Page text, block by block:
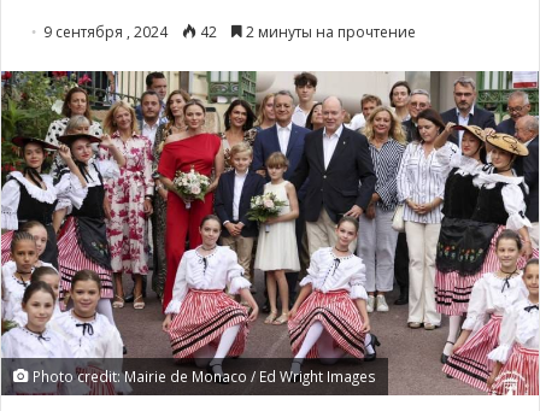
9 сентября , 2024 42 2 минуты на прочтение
Photo credit: Mairie de Monaco / Ed Wright Images